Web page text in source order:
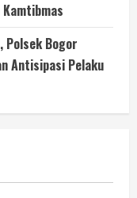
Polsek Bogor
Antisipasi Pelaku